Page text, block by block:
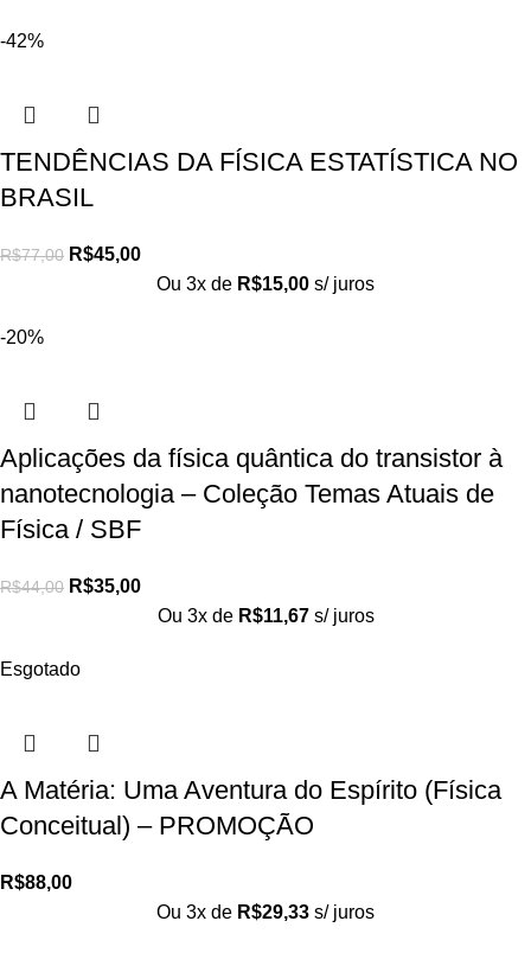
-42%
TENDÊNCIAS DA FÍSICA ESTATÍSTICA NO
BRASIL
R$77,00 R$45,00
Ou 3x de R$15,00 s/ juros
-20%
Aplicações da física quântica do transistor à
nanotecnologia – Coleção Temas Atuais de
Física / SBF
R$44,00 R$35,00
Ou 3x de R$11,67 s/ juros
Esgotado
A Matéria: Uma Aventura do Espírito (Física
Conceitual) – PROMOÇÃO
R$88,00
Ou 3x de R$29,33 s/ juros